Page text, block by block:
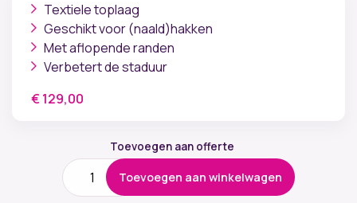
Textiele toplaag
Geschikt voor (naald)hakken
Met aflopende randen
Verbetert de staduur
€ 129,00
Toevoegen aan offerte
ErgoProof
StandMat
Toevoegen aan winkelwagen